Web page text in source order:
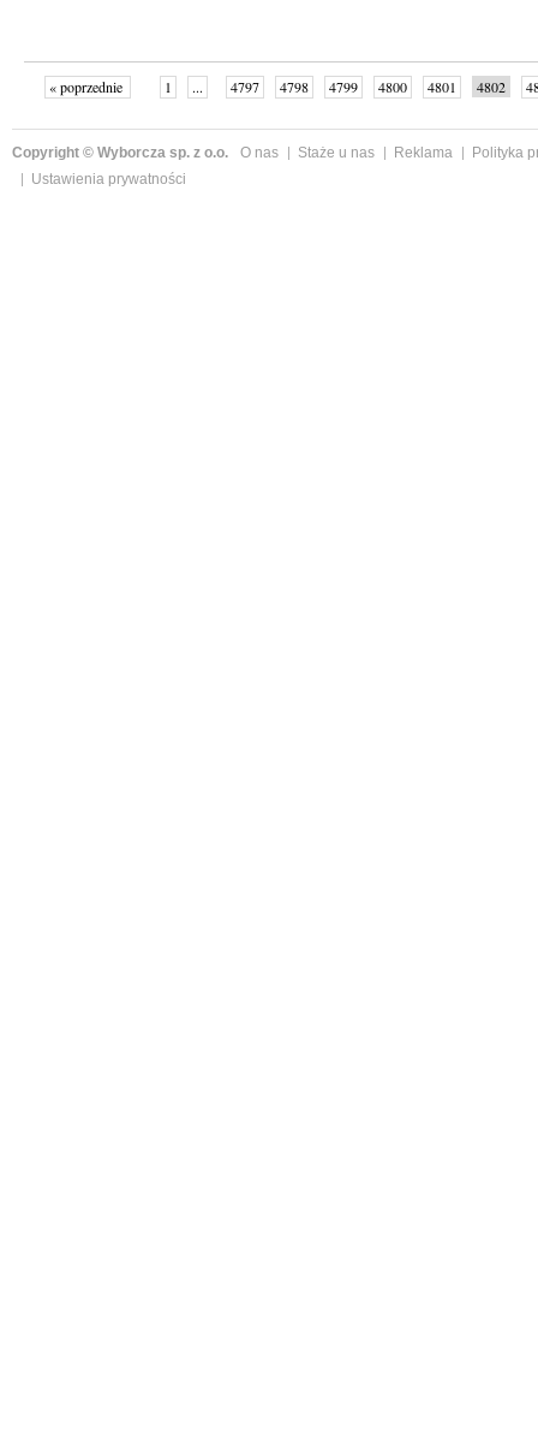
« poprzednie 1 ... 4797 4798 4799 4800 4801 4802
Copyright © Wyborcza sp. z o.o. O nas Staże u nas Reklama
Polityka
Ustawienia prywatności